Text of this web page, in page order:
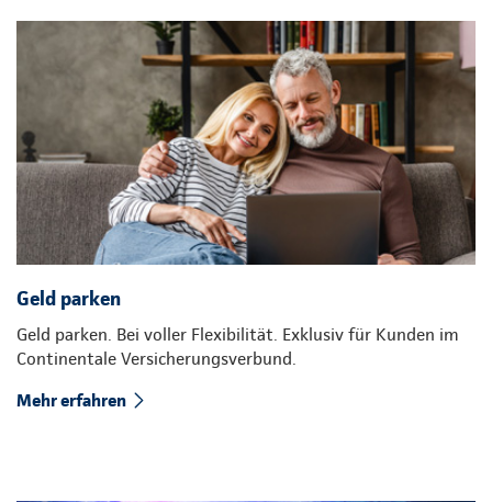
Geld parken
Geld parken. Bei voller Flexibilität. Exklusiv für Kunden im
Continentale Versicherungsverbund.
Mehr erfahren